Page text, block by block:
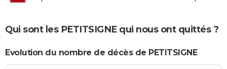
Qui sont les PETITSIGNE qui nous ont quittés ?
Evolution du nombre de décès de PETITSIGNE